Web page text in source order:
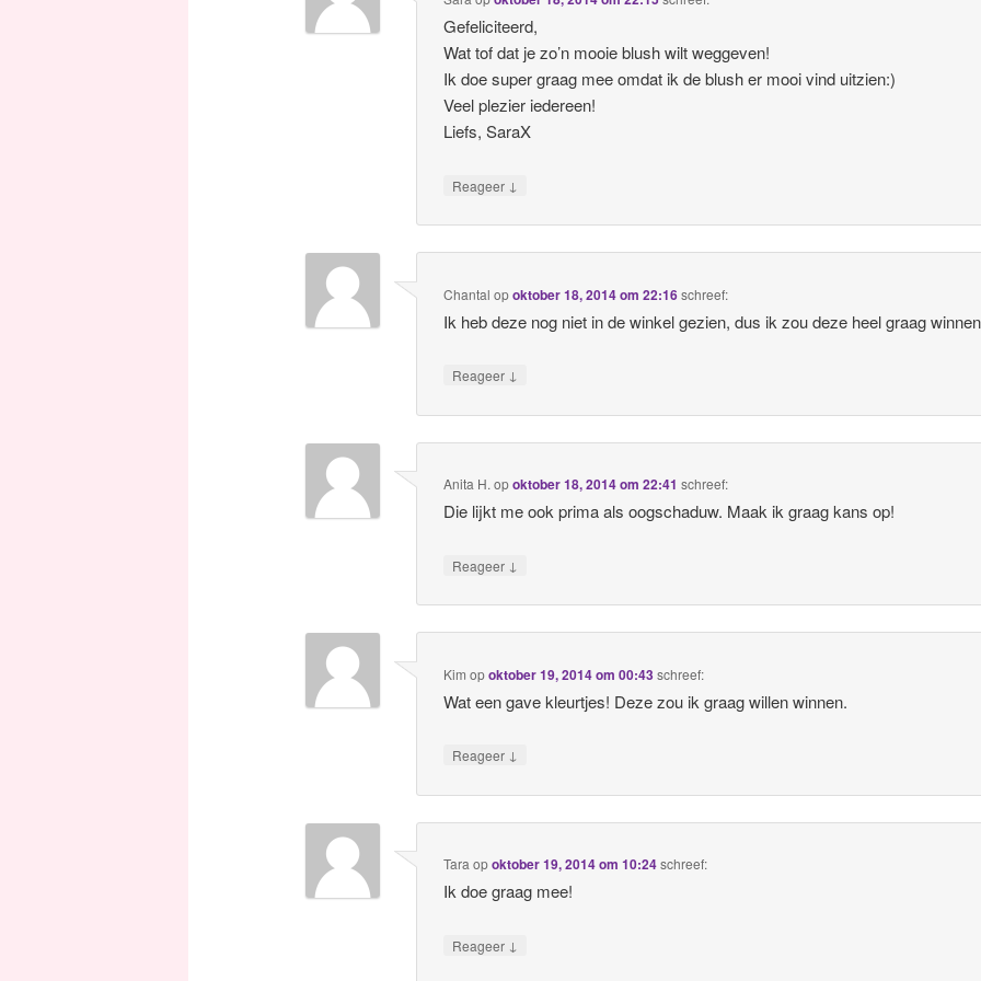
Gefeliciteerd,
Wat tof dat je zo’n mooie blush wilt weggeven!
Ik doe super graag mee omdat ik de blush er mooi vind uitzien:)
Veel plezier iedereen!
Liefs, SaraX
Reageer ↓
Chantal opoktober 18, 2014 om 22:16schreef:
Ik heb deze nog niet in de winkel gezien, dus ik zou deze heel graag
Reageer ↓
Anita H. opoktober 18, 2014 om 22:41 schreef:
Die lijkt me ook prima als oogschaduw. Maak ik graag kans op!
Reageer ↓
Kim opoktober 19, 2014 om 00:43schreef:
Wat een gave kleurtjes! Deze zou ik graag willen winnen.
Reageer ↓
Tara opoktober 19, 2014 om 10:24schreef:
Ik doe graag mee!
Reageer ↓